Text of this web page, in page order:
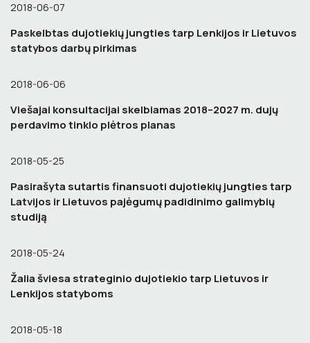
2018-06-07
Paskelbtas dujotiekių jungties tarp Lenkijos ir Lietuvos
statybos darbų pirkimas
2018-06-06
Viešajai konsultacijai skelbiamas 2018–2027 m. dujų
perdavimo tinklo plėtros planas
2018-05-25
Pasirašyta sutartis finansuoti dujotiekių jungties tarp
Latvijos ir Lietuvos pajėgumų padidinimo galimybių
studiją
2018-05-24
Žalia šviesa strateginio dujotiekio tarp Lietuvos ir
Lenkijos statyboms
2018-05-18